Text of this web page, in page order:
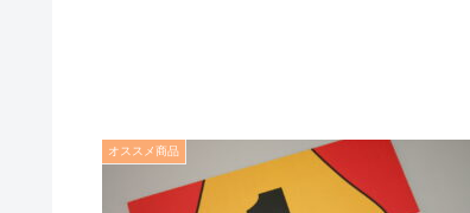
オススメ商品